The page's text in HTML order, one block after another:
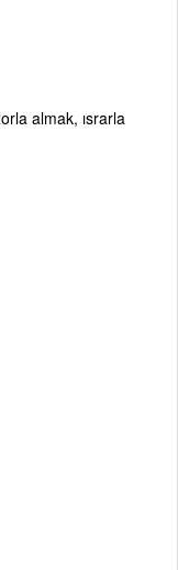
almak, ısrarla